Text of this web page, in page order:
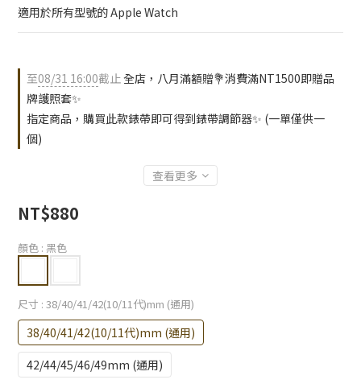
適用於所有型號的 Apple Watch
至08/31 16:00截止全店，八月滿額贈💐消費滿NT1500即贈品
牌護照套✨
指定商品，購買此款錶帶即可得到錶帶調節器✨ (一單僅供一
個)
查看更多
NT$880
顏色 : 黑色
尺寸 : 38/40/41/42(10/11代)mm (通用)
38/40/41/42(10/11代)mm (通用)
42/44/45/46/49mm (通用)